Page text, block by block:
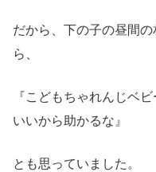
だから、下の子の昼間
ら、
『こどもちゃれんじベ
いいから助かるな』
とも思っていました。